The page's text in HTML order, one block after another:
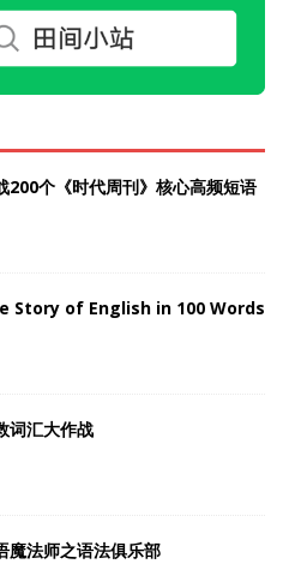
个《时代周刊》核心高频短语
Story of English in 100 Words
词汇大作战
魔法师之语法俱乐部